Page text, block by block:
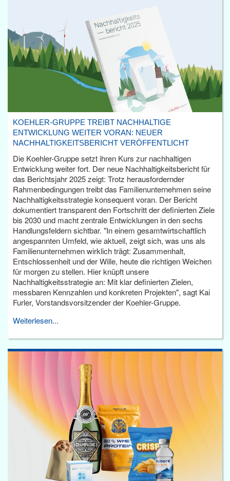
KOEHLER-GRUPPE TREIBT NACHHALTIGE
ENTWICKLUNG WEITER VORAN: NEUER
NACHHALTIGKEITSBERICHT VERÖFFENTLICHT
Die Koehler-Gruppe setzt ihren Kurs zur nachhaltigen
Entwicklung weiter fort. Der neue Nachhaltigkeitsbericht für
das Berichtsjahr 2025 zeigt: Trotz herausfordernder
Rahmenbedingungen treibt das Familienunternehmen seine
Nachhaltigkeitsstrategie konsequent voran. Der Bericht
dokumentiert transparent den Fortschritt der definierten Ziele
bis 2030 und macht zentrale Entwicklungen in den sechs
Handlungsfeldern sichtbar. "In einem gesamtwirtschaftlich
angespannten Umfeld, wie aktuell, zeigt sich, was uns als
Familienunternehmen wirklich trägt: Zusammenhalt,
Entschlossenheit und der Wille, heute die richtigen Weichen
für morgen zu stellen. Hier knüpft unsere
Nachhaltigkeitsstrategie an: Mit klar definierten Zielen,
messbaren Kennzahlen und konkreten Projekten", sagt Kai
Furler, Vorstandsvorsitzender der Koehler-Gruppe.
Weiterlesen...